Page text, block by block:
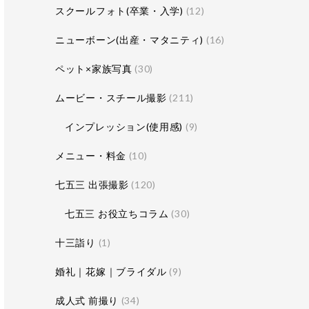
スクールフォト(卒業・入学) (12)
ニューボーン(出産・マタニティ) (16)
ペット×家族写真 (30)
ムービー・スチール撮影 (211)
インプレッション(使用感) (9)
メニュー・料金 (10)
七五三 出張撮影 (120)
七五三 お役立ちコラム (30)
十三詣り (1)
婚礼｜花嫁｜ブライダル (9)
成人式 前撮り (34)